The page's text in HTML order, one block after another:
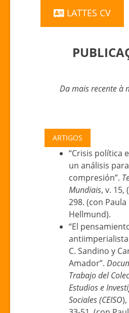
LATTES CV
Da mais recente à
ARTIGOS
“Crisis política
un análisis
compresión”.
Mundiais, v. 15,
298. (con
Hellmund).
“El
C. Sandino y
Amador”.
Trabajo del
Estudios e
Sociales (CEISO),